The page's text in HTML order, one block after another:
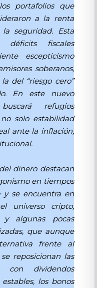
portafolios que
a la renta
seguridad. Esta
déficits fiscales
escepticismo
soberanos,
del “riesgo cero”
En este nuevo
refugios
solo estabilidad
ante la inflación,
dinero destacan
en tiempos
y se encuentra en
universo cripto,
y algunas pocas
que aunque
frente al
reposicionan las
con dividendos
los bonos